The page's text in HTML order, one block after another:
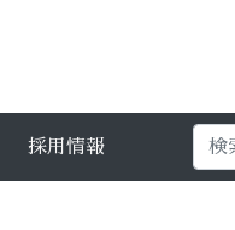
採用情報